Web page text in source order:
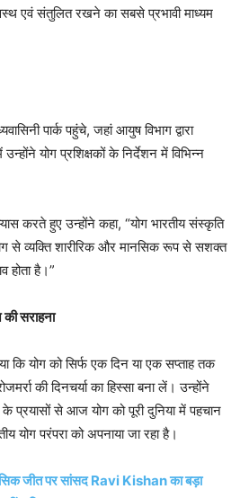
एवं संतुलित रखने का सबसे प्रभावी माध्यम
पार्क पहुंचे, जहां आयुष विभाग द्वारा
योग प्रशिक्षकों के निर्देशन में विभिन्न
करते हुए उन्होंने कहा, “योग भारतीय संस्कृति
से व्यक्ति शारीरिक और मानसिक रूप से सशक्त
होता है।”
की सराहना
कि योग को सिर्फ एक दिन या एक सप्ताह तक
की दिनचर्या का हिस्सा बना लें। उन्होंने
के प्रयासों से आज योग को पूरी दुनिया में पहचान
योग परंपरा को अपनाया जा रहा है।
जीत पर सांसद Ravi Kishan का बड़ा